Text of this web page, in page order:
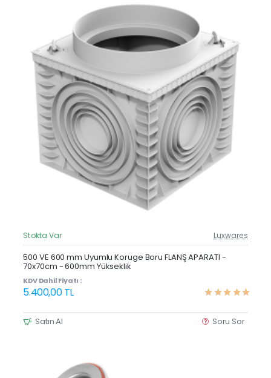
Güncel Fiyat
Stokta Var Luxwares
500 VE 600 mm Uyumlu Koruge Boru FLANŞ APARATI -
70x70cm - 600mm Yükseklik
KDV Dahil Fiyatı :
5.400,00 TL
Satın Al Soru Sor